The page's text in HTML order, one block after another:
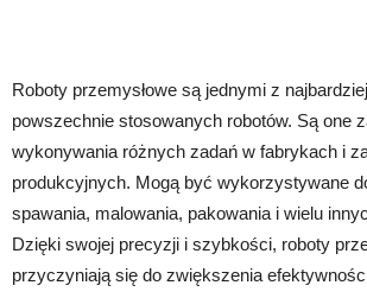
Roboty przemysłowe są jednymi z
powszechnie stosowanych robotów. Są one
wykonywania różnych zadań w fabrykach i
produkcyjnych. Mogą być wykorzystywane
spawania, malowania, pakowania i wielu
Dzięki swojej precyzji i szybkości, roboty
przyczyniają się do zwiększenia